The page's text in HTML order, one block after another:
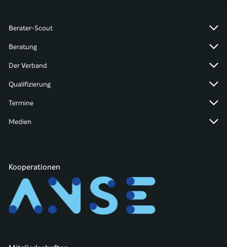
Berater-Scout
Beratung
Der Verband
Qualifizierung
Termine
Medien
Kooperationen